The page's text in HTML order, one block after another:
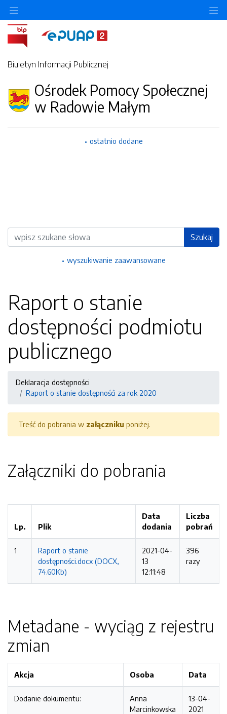
Biuletyn Informacji Publicznej
Ośrodek Pomocy Społecznej
w Radowie Małym
ostatnio dodane
Wyszukiwarka Szukaj
wyszukiwanie zaawansowane
Raport o stanie
dostępności podmiotu
publicznego
Deklaracja dostępności
Raport o stanie dostępnośći za rok 2020
Treść do pobrania w załączniku poniżej.
Załączniki do pobrania
Lp. Plik
Data
dodania
Liczba
pobrań
1
Raport o stanie
dostępności.docx (DOCX,
74.60Kb)
2021-04-
13
12:11:48
396
razy
Metadane - wyciąg z rejestru
zmian
Akcja Osoba Data
Dodanie dokumentu:
Anna
Marcinkowska
13-04-
2021